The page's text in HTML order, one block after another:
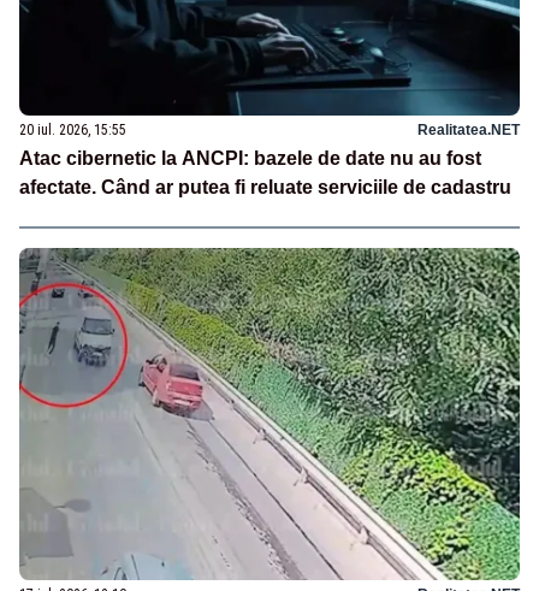
20 iul. 2026, 15:55 Realitatea.NET
Atac cibernetic la ANCPI: bazele de date nu au fost
afectate. Când ar putea fi reluate serviciile de cadastru